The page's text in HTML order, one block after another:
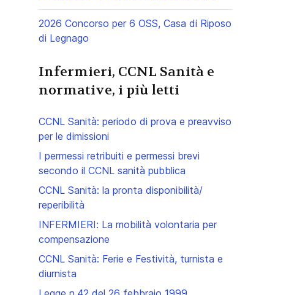
2026 Concorso per 6 OSS, Casa di Riposo
di Legnago
Infermieri, CCNL Sanità e
normative, i più letti
CCNL Sanità: periodo di prova e preavviso
per le dimissioni
I permessi retribuiti e permessi brevi
secondo il CCNL sanità pubblica
CCNL Sanità: la pronta disponibilità/
reperibilità
INFERMIERI: La mobilità volontaria per
compensazione
CCNL Sanità: Ferie e Festività, turnista e
diurnista